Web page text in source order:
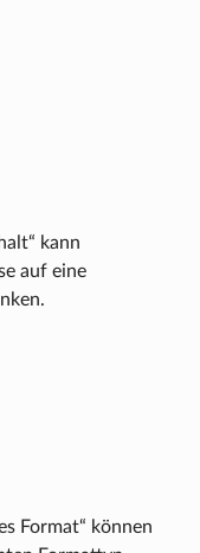
kann
auf eine
Format“ können